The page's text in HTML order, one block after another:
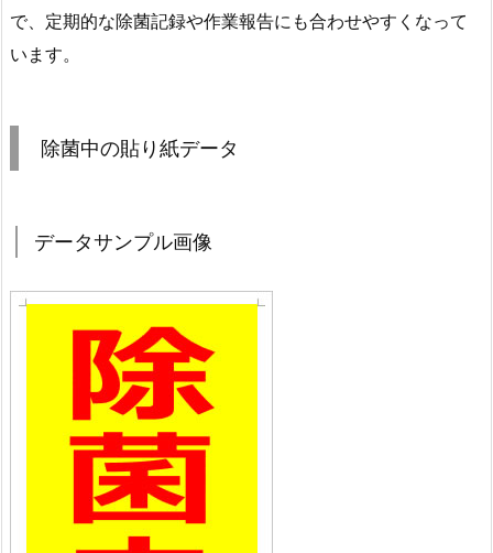
で、定期的な除菌記録や作業報告にも合わせやすくなって
います。
除菌中の貼り紙データ
データサンプル画像